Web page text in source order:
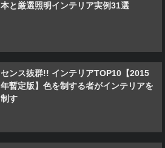
本と厳選照明インテリア実例31選
センス抜群!! インテリアTOP10【2015
年暫定版】色を制する者がインテリアを
制す